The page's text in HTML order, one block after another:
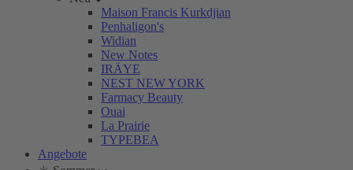
Maison Francis Kurkdjian
Penhaligon's
Widian
New Notes
IRÄYE
NEST NEW YORK
Farmacy Beauty
Ouai
La Prairie
TYPEBEA
Angebote